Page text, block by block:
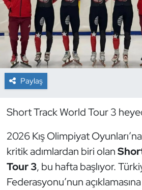
Paylaş
Short Track World Tour 3
2026 Kış Olimpiyat
kritik adımlardan biri olan
Tour 3, bu hafta başlıyor.
Federasyonu’nun
Cimnastik
Curling
Dağcılık
E-Spor